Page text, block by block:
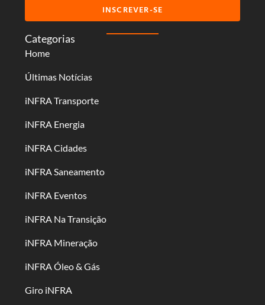
Categorias
Home
Últimas Notícias
iNFRA Transporte
iNFRA Energia
iNFRA Cidades
iNFRA Saneamento
iNFRA Eventos
iNFRA Na Transição
iNFRA Mineração
iNFRA Óleo & Gás
Giro iNFRA
INSCREVER-SE